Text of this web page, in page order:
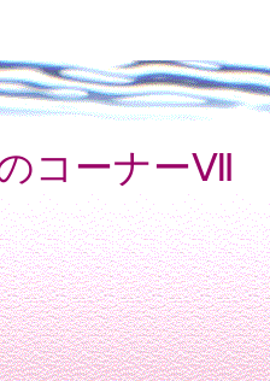
コーナーⅦ